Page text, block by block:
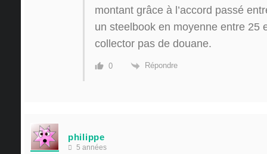
montant grâce à l’accord passé
un steelbook en moyenne entre 25
collector pas de douane.
0 Répondre
philippe
5 années